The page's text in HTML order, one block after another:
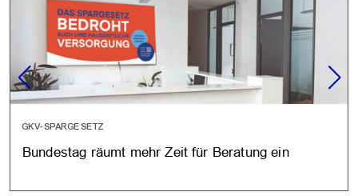
GKV-SPARGESETZ
Bundestag räumt mehr Zeit für Beratung ein